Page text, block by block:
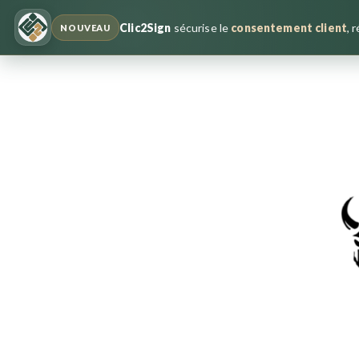
NOUVEAU Clic2Sign sécurise le consentement client,